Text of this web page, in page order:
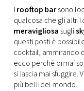
PRINCIPATO
DI
MONACO
RMC
CONSIGLIA
I rooftop barsono
qualcosa che gli altri
meravigliosa sugli
questi posti è
cocktail, ammirando
ecco perché ormai
si lascia mai
più belli del mondo.